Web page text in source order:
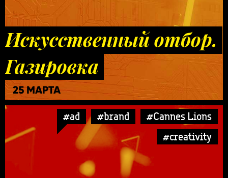
Искусственный отбор.
Газировка
25 МАРТА
#ad #brand
#Cannes Lions
#creativity